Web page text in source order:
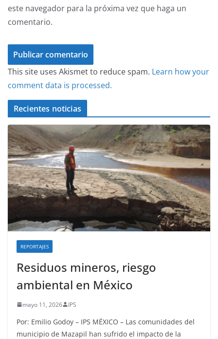
este navegador para la próxima vez que haga un
comentario.
This site uses Akismet to reduce spam. Learn how your
comment data is processed.
Recientes noticias
REPORTAJES
Residuos mineros, riesgo
ambiental en México
mayo 11, 2026 IPS
Por: Emilio Godoy – IPS MÉXICO – Las comunidades del
municipio de Mazapil han sufrido el impacto de la